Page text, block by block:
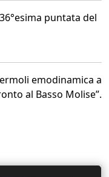
puntata del
emodinamica a
al Basso Molise”.